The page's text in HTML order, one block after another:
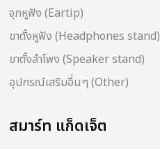
จุกหูฟัง (Eartip)
ขาตั้งหูฟัง (Headphones stand)
ขาตั้งลำโพง (Speaker stand)
อุปกรณ์เสริมอื่นๆ (Other)
สมาร์ท แก็ดเจ็ต